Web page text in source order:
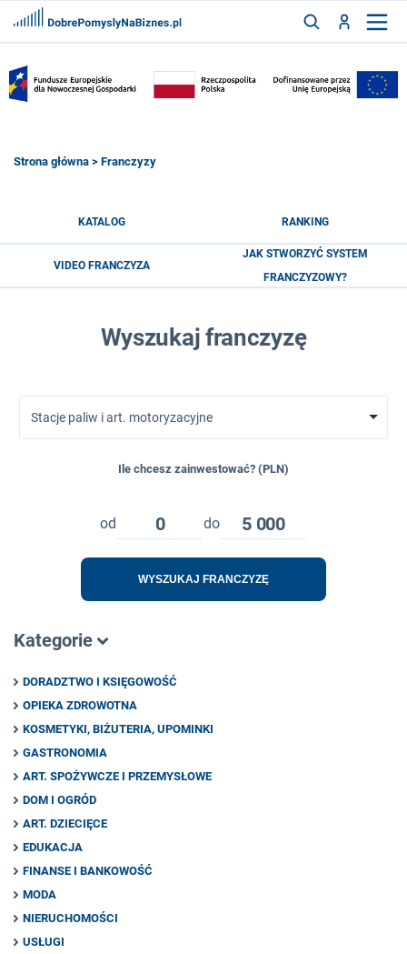
FRANCZYZY
Strona główna > Franczyzy
KATALOG RANKING
VIDEO FRANCZYZA
JAK STWORZYĆ SYSTEM
FRANCZYZOWY?
Wyszukaj franczyzę
Stacje paliw i art. motoryzacyjne
Ile chcesz zainwestować? (PLN)
od 0 do 5 000
WYSZUKAJ FRANCZYZĘ
Kategorie
DORADZTWO I KSIĘGOWOŚĆ
OPIEKA ZDROWOTNA
KOSMETYKI, BIŻUTERIA, UPOMINKI
GASTRONOMIA
ART. SPOŻYWCZE I PRZEMYSŁOWE
DOM I OGRÓD
ART. DZIECIĘCE
EDUKACJA
FINANSE I BANKOWOŚĆ
MODA
NIERUCHOMOŚCI
USŁUGI